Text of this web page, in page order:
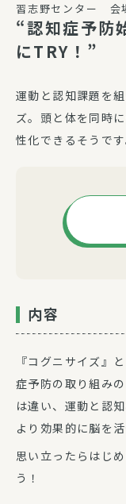
習志野センター 会
“認知症予防
にTRY！”
運動と認知課題を
ズ。頭と体を同時
性化できるそうで
内容
『コグニサイズ』
症予防の取り組み
は違い、運動と認
より効果的に脳を
思い立ったらはじ
う！